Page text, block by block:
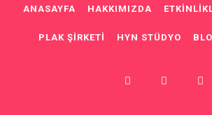
ANASAYFA HAKKIMIZDA
PLAK ŞIRKETI HYN STÜDYO